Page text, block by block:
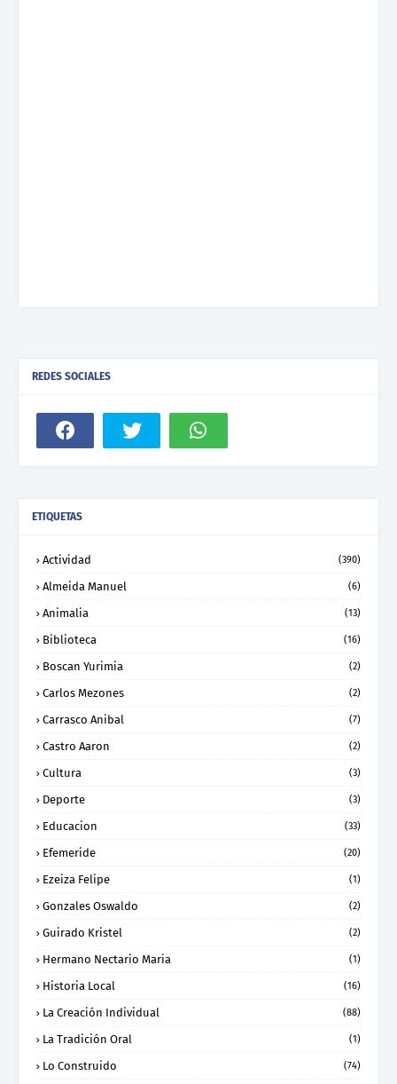
REDES SOCIALES
ETIQUETAS
Actividad (390)
Almeida Manuel (6)
Animalia (13)
Biblioteca (16)
Boscan Yurimia (2)
Carlos Mezones (2)
Carrasco Anibal (7)
Castro Aaron (2)
Cultura (3)
Deporte (3)
Educacion (33)
Efemeride (20)
Ezeiza Felipe (1)
Gonzales Oswaldo (2)
Guirado Kristel (2)
Hermano Nectario Maria (1)
Historia Local (16)
La Creación Individual (88)
La Tradición Oral (1)
Lo Construido (74)